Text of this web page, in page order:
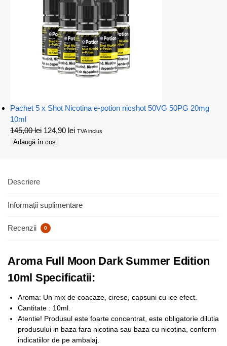
Pachet 5 x Shot Nicotina e-potion nicshot 50VG 50PG 20mg
10ml
145,00lei 124,90 lei TVA inclus
Adaugă în coș
Descriere
Informații suplimentare
Recenzii 0
Aroma Full Moon Dark Summer Edition
10ml Specificatii:
Aroma: Un mix de coacaze, cirese, capsuni cu ice efect.
Cantitate : 10ml.
Atentie! Produsul este foarte concentrat, este obligatorie dilutia
produsului in baza fara nicotina sau baza cu nicotina, conform
indicatiilor de pe ambalaj.